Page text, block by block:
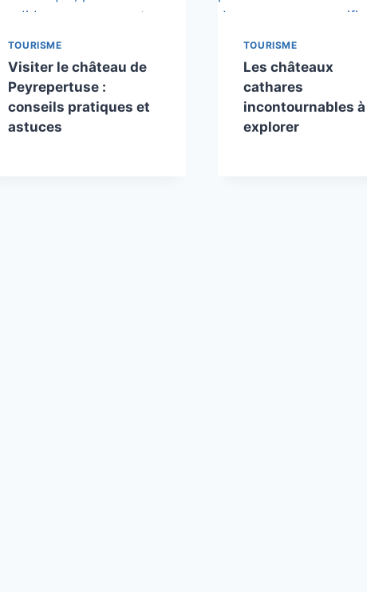
TOURISME
Visiter le château de
Peyrepertuse :
conseils pratiques et
astuces
TOURISME
Les châteaux
cathares
incontournables à
explorer